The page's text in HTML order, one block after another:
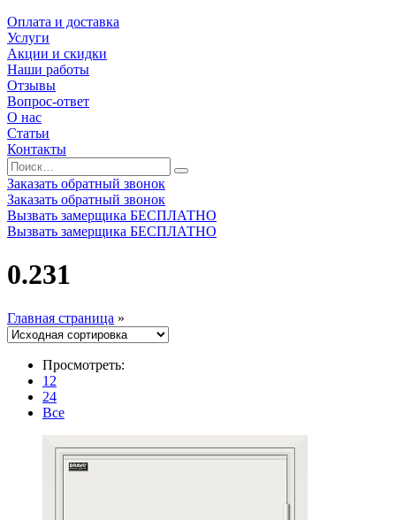
Оплата и доставка
Услуги
Акции и скидки
Наши работы
Отзывы
Вопрос-ответ
О нас
Статьи
Контакты
Заказать обратный звонок
Заказать обратный звонок
Вызвать замерщика БЕСПЛАТНО
Вызвать замерщика БЕСПЛАТНО
0.231
Главная страница »
Просмотреть:
12
24
Все